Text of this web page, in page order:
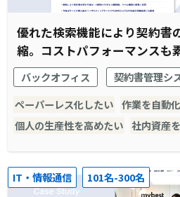
優れた検索機能により契約書
縮。コストパフォーマンスも
バックオフィス
契約書管理シ
ペーパーレス化したい 作業を自動
個人の生産性を高めたい 社内資産
IT・情報通信 101名-300名